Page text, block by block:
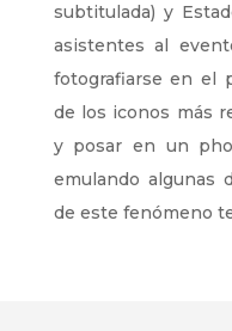
subtitulada) y
asistentes al
fotografiarse en el
de los iconos más
y posar en un
emulando algunas
de este fenómeno